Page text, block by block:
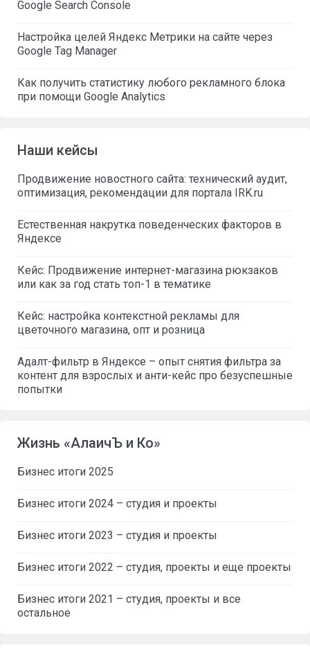
Google Search Console
Настройка целей Яндекс Метрики на сайте через
Google Tag Manager
Как получить статистику любого рекламного блока
при помощи Google Analytics
Наши кейсы
Продвижение новостного сайта: технический аудит,
оптимизация, рекомендации для портала IRK.ru
Естественная накрутка поведенческих факторов в
Яндексе
Кейс: Продвижение интернет-магазина рюкзаков
или как за год стать топ-1 в тематике
Кейс: настройка контекстной рекламы для
цветочного магазина, опт и розница
Адалт-фильтр в Яндексе – опыт снятия фильтра за
контент для взрослых и анти-кейс про безуспешные
попытки
Жизнь «АлаичЪ и Ко»
Бизнес итоги 2025
Бизнес итоги 2024 – студия и проекты
Бизнес итоги 2023 – студия и проекты
Бизнес итоги 2022 – студия, проекты и еще проекты
Бизнес итоги 2021 – студия, проекты и все
остальное